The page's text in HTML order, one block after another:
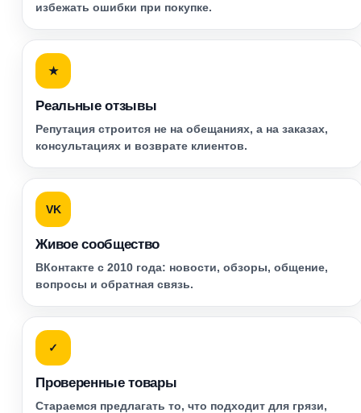
избежать ошибки при покупке.
★
Реальные отзывы
Репутация строится не на обещаниях, а на заказах,
консультациях и возврате клиентов.
VK
Живое сообщество
ВКонтакте с 2010 года: новости, обзоры, общение,
вопросы и обратная связь.
✓
Проверенные товары
Стараемся предлагать то, что подходит для грязи,